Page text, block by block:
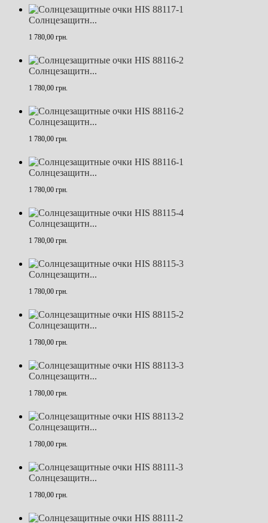
Солнцезащитн...
1 780,00 грн.
Солнцезащитн...
1 780,00 грн.
Солнцезащитн...
1 780,00 грн.
Солнцезащитн...
1 780,00 грн.
Солнцезащитн...
1 780,00 грн.
Солнцезащитн...
1 780,00 грн.
Солнцезащитн...
1 780,00 грн.
Солнцезащитн...
1 780,00 грн.
Солнцезащитн...
1 780,00 грн.
Солнцезащитн...
1 780,00 грн.